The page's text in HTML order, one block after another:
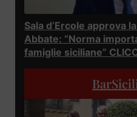
Sala d’Ercole approva
Abbate: “Norma
famiglie siciliane”